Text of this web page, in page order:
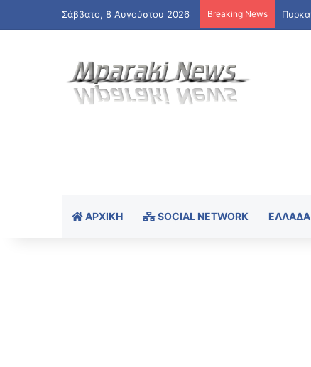
Σάββατο, 8 Αυγούστου 2026 Breaking News
ΑΡΧΙΚΉ SOCIAL NETWORK ΕΛΛΆΔΑ